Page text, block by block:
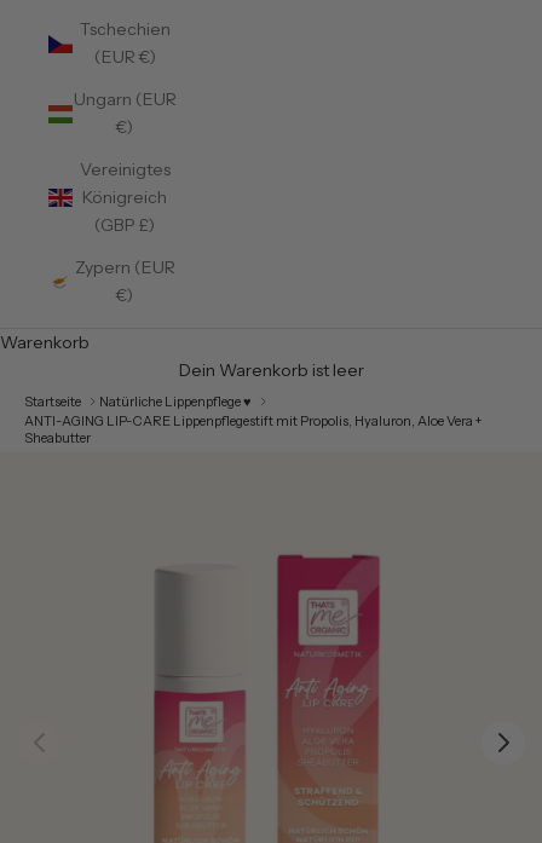
Tschechien
(EUR €)
Ungarn (EUR
€)
Vereinigtes
Königreich
(GBP £)
Zypern (EUR
€)
Warenkorb
Dein Warenkorb ist leer
Startseite
Natürliche Lippenpflege ♥
ANTI-AGING LIP-CARE Lippenpflegestift mit Propolis, Hyaluron, Aloe Vera +
Sheabutter